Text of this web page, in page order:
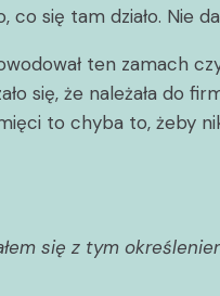
się tam działo. Nie
ten zamach
się, że należała do
to chyba to, żeby
się z tym